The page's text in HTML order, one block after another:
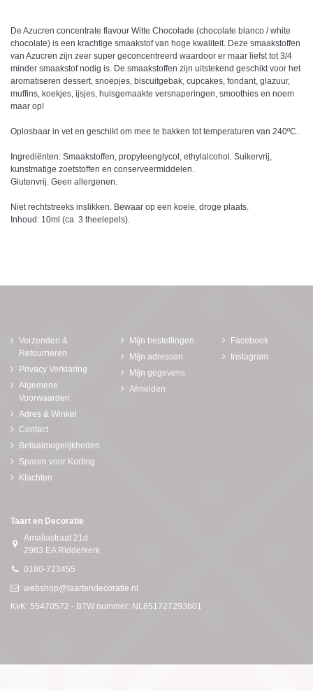
De Azucren concentrate flavour Witte Chocolade (chocolate blanco / white
chocolate) is een krachtige smaakstof van hoge kwaliteit. Deze smaakstoffen
van Azucren zijn zeer super geconcentreerd waardoor er maar liefst tot 3/4
minder smaakstof nodig is. De smaakstoffen zijn uitstekend geschikt voor het
aromatiseren dessert, snoepjes, biscuitgebak, cupcakes, fondant, glazuur,
muffins, koekjes, ijsjes, huisgemaakte versnaperingen, smoothies en noem
maar op!
Oplosbaar in vet en geschikt om mee te bakken tot temperaturen van 240ºC.
Ingrediënten: Smaakstoffen, propyleenglycol, ethylalcohol. Suikervrij,
kunstmatige zoetstoffen en conserveermiddelen.
Glutenvrij. Geen allergenen.
Niet rechtstreeks inslikken. Bewaar op een koele, droge plaats.
Inhoud: 10ml (ca. 3 theelepels).
Verzenden &
Retourneren
Privacy Verklaring
Algemene
Voorwaarden
Adres & Winkel
Contact
Betaalmogelijkheden
Sparen voor Korting
Klachten
Mijn bestellingen
Mijn adressen
Mijn gegevens
Afmelden
Facebook
Instagram
Taart en Decoratie
Amaliastraat 21d
2983 EA Ridderkerk
0180-723455
webshop@taartendecoratie.nl
KvK: 55470572 - BTW nummer: NL851727293b01